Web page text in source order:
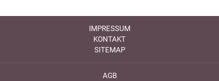
IMPRESSUM
KONTAKT
SITEMAP
AGB